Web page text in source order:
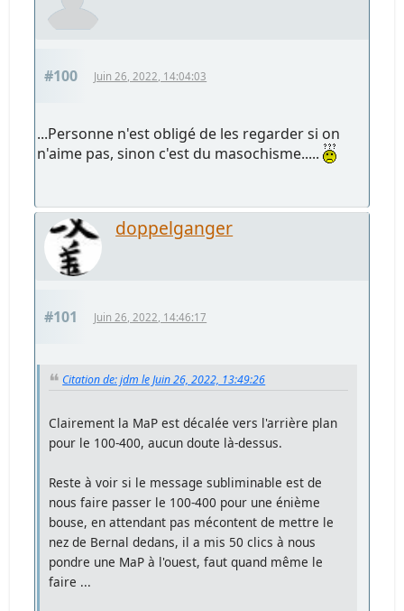
#100 Juin 26, 2022, 14:04:03
...Personne n'est obligé de les regarder si on
n'aime pas, sinon c'est du masochisme.....
doppelganger
#101 Juin 26, 2022, 14:46:17
Citation de: jdm le Juin 26, 2022, 13:49:26
Clairement la MaP est décalée vers l'arrière plan
pour le 100-400, aucun doute là-dessus.
Reste à voir si le message subliminable est de
nous faire passer le 100-400 pour une énième
bouse, en attendant pas mécontent de mettre le
nez de Bernal dedans, il a mis 50 clics à nous
pondre une MaP à l'ouest, faut quand même le
faire ...